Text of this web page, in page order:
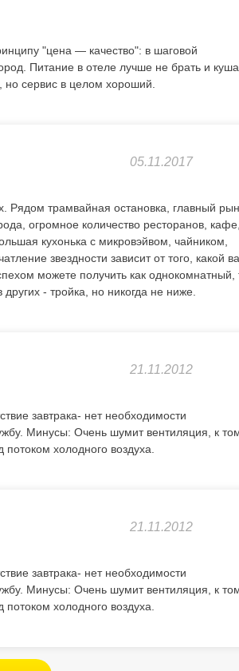
"цена — качество": в шаговой
Питание в отеле лучше не брать и
сервис в целом хороший.
05.11.2017
Рядом трамвайная остановка, главный
огромное количество ресторанов, кафе,
кухонька с микровэйвом, чайником,
звездности зависит от того, какой
можете получить как однокомнатный,
- тройка, но никогда не ниже.
21.11.2012
завтрака- нет необходимости
Минусы: Очень шумит вентиляция, к
холодного воздуха.
21.11.2012
завтрака- нет необходимости
Минусы: Очень шумит вентиляция, к
холодного воздуха.